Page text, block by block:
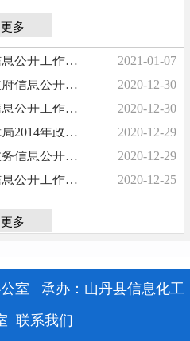
更多
山丹县发改委2014年政府信息公开工作年度报告
2021-01-07
山丹县环境保护局2014年政府信息公开工作年度报告
2020-12-30
山丹县水务局2014年政府信息公开工作年度报告
2020-12-30
山丹县人力资源和社会保障局2014年政府信息公开工作年度报告
2020-12-29
山丹县国土资源局2014年政务信息公开年报
2020-12-29
山丹县科技局2014年政府信息公开工作年度报告
2020-12-25
更多